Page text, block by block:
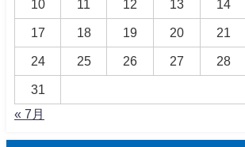
10 11 12 13 14
17 18 19 20 21
24 25 26 27 28
31
« 7月